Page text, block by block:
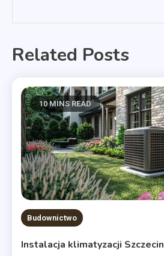
Related Posts
10 MINS READ
Budownictwo
Instalacja klimatyzacji Szczecin